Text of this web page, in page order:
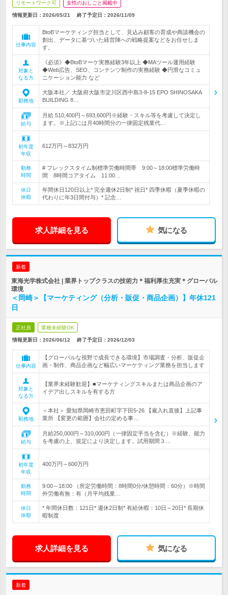
リモートワーク可 女性のおしごと掲載中
情報更新日：2026/05/21 終了予定日： 2026/11/09
仕事内容
BtoBマーケティング担当として、見込み顧客の育成や商談機会の
創出、データに基づいた経営陣への戦略提案などをお任せしま
す。
対象と
なる方
《必須》◆BtoBマーケ実務経験3年以上 ◆MAツール運用経験
◆Web広告、SEO、コンテンツ制作の実務経験 ◆円滑なコミュ
ニケーション能力 など
勤務地
大阪本社／ 大阪府大阪市淀川区西中島3-8-15 EPO SHINOSAKA
BUILDING 8…
給与
月給 510,400円～693,600円※経験・スキル等を考慮して決定し
ます。※上記には月40時間分の一律固定残業代…
初年度
年収
612万円～832万円
勤務
時間
# フレックスタイム制標準労働時間帯 9:00～18:00標準労働時
間 8時間コアタイム 11:00…
休日
休暇
年間休日120日以上* 完全週休2日制* 祝日* 四季休暇（夏季休暇の
代わりに年3日間付与）* 記念…
求人詳細を見る 気になる
新着
東海光学株式会社 | 業界トップクラスの技術力＊福利厚生充実＊グローバル
環境
＜岡崎＞【マーケティング（分析・販促・商品企画）】年休121
日
正社員 業種未経験OK
情報更新日：2026/06/12 終了予定日： 2026/12/03
仕事内容
【グローバルな視野で成長できる環境】市場調査・分析、販促企
画・制作、商品企画など幅広いマーケティング業務を担当します
対象と
なる方
【業界未経験歓迎】■マーケティングスキルまたは商品企画のア
イデア出しスキルを有する方
勤務地
＜本社＞ 愛知県岡崎市恵田町字下田5-26 【雇入れ直後】上記事
業所 【変更の範囲】会社の定める事…
給与
月給250,000円～310,000円（一律固定手当を含む）※経験、能力
を考慮の上、規定により決定します。試用期間３…
初年度
年収
400万円～600万円
勤務
時間
9:00～18:00 （所定労働時間：8時間0分/休憩時間：60分）※時間
外労働有無：有（月平均残業…
休日
休暇
* 年間休日数：121日* 週休2日制* 有給休暇：10日～20日* 長期休
暇制度
求人詳細を見る 気になる
新着